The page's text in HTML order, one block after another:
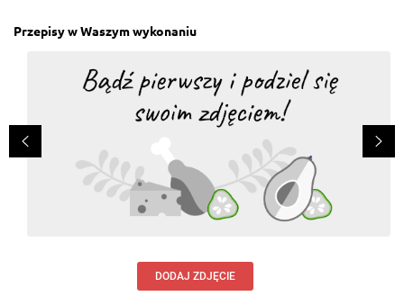
Przepisy w Waszym wykonaniu
DODAJ ZDJĘCIE